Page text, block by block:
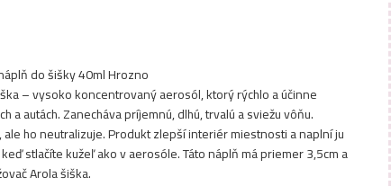
do šišky 40ml Hrozno
– vysoko koncentrovaný aerosól, ktorý rýchlo a účinne
a autách. Zanecháva príjemnú, dlhú, trvalú a sviežu vôňu.
ho neutralizuje. Produkt zlepší interiér miestnosti a naplní ju
stlačíte kužeľ ako v aerosóle. Táto náplň má priemer 3,5cm a
Arola šiška.